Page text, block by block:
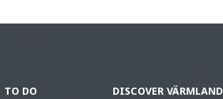
TO DO DISCOVER VÄRMLAND